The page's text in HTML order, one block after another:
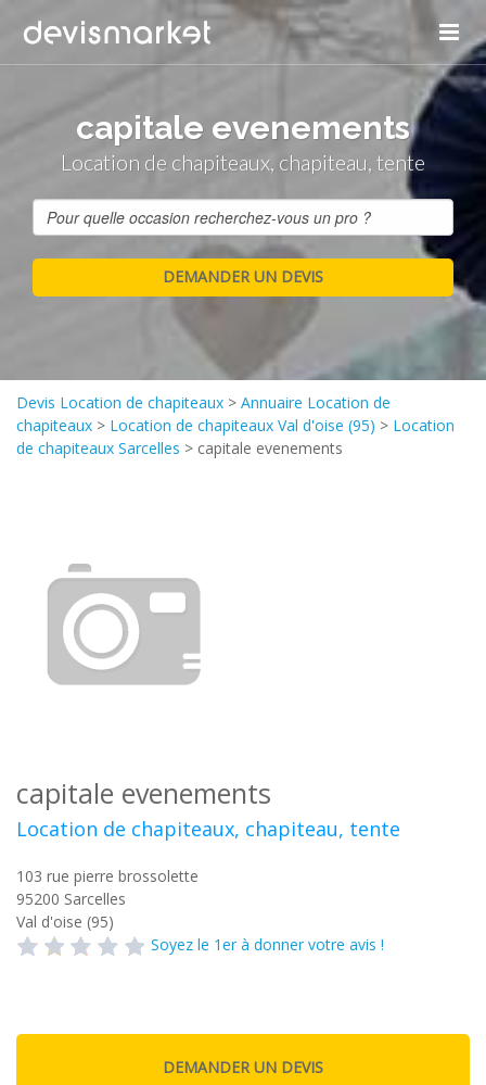
capitale evenements
Location de chapiteaux, chapiteau, tente
Devis Location de chapiteaux > Annuaire Location de
chapiteaux > Location de chapiteaux Val d'oise (95) > Location
de chapiteaux Sarcelles > capitale evenements
capitale evenements
Location de chapiteaux, chapiteau, tente
103 rue pierre brossolette
95200 Sarcelles
Val d'oise (95)
Soyez le 1er à donner votre avis !